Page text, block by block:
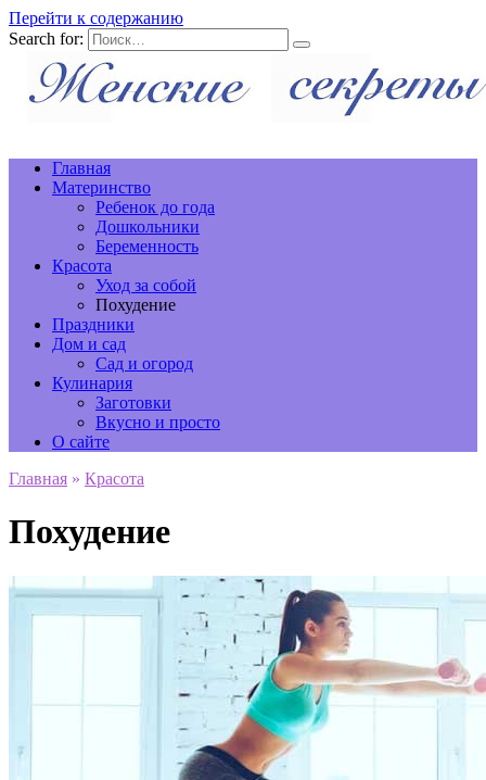
Перейти к содержанию
Search for:
Главная
Материнство
Ребенок до года
Дошкольники
Беременность
Красота
Уход за собой
Похудение
Праздники
Дом и сад
Сад и огород
Кулинария
Заготовки
Вкусно и просто
О сайте
Главная » Красота
Похудение